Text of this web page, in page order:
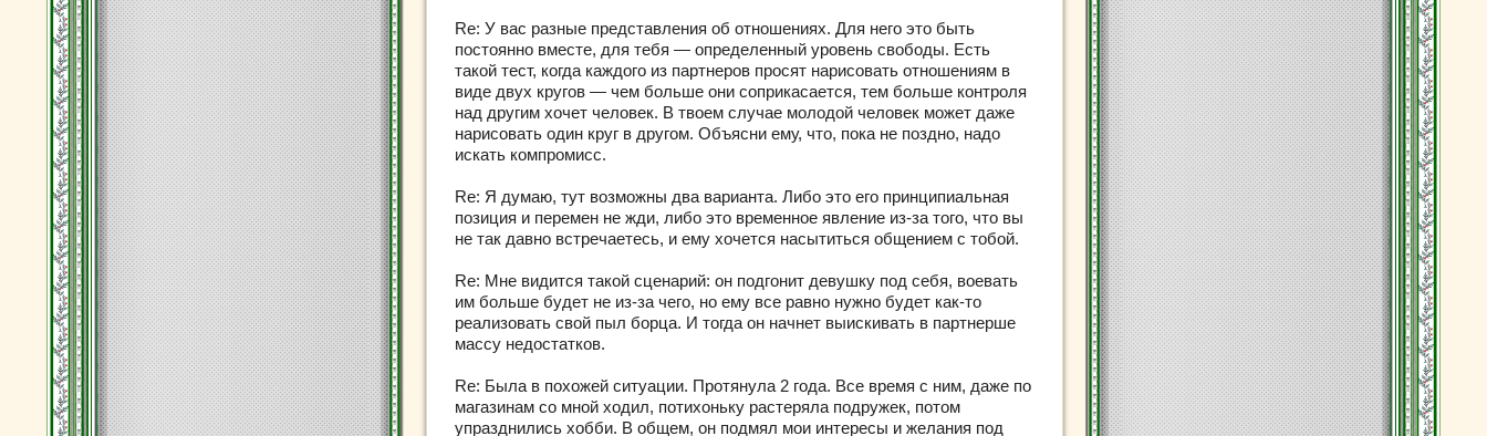
Re: У вас разные представления об отношениях. Для него это быть
постоянно вместе, для тебя — определенный уровень свободы. Есть
такой тест, когда каждого из партнеров просят нарисовать отношениям в
виде двух кругов — чем больше они соприкасается, тем больше контроля
над другим хочет человек. В твоем случае молодой человек может даже
нарисовать один круг в другом. Объясни ему, что, пока не поздно, надо
искать компромисс.
Re: Я думаю, тут возможны два варианта. Либо это его принципиальная
позиция и перемен не жди, либо это временное явление из-за того, что вы
не так давно встречаетесь, и ему хочется насытиться общением с тобой.
Re: Мне видится такой сценарий: он подгонит девушку под себя, воевать
им больше будет не из-за чего, но ему все равно нужно будет как-то
реализовать свой пыл борца. И тогда он начнет выискивать в партнерше
массу недостатков.
Re: Была в похожей ситуации. Протянула 2 года. Все время с ним, даже по
магазинам со мной ходил, потихоньку растеряла подружек, потом
упразднились хобби. В общем, он подмял мои интересы и желания под